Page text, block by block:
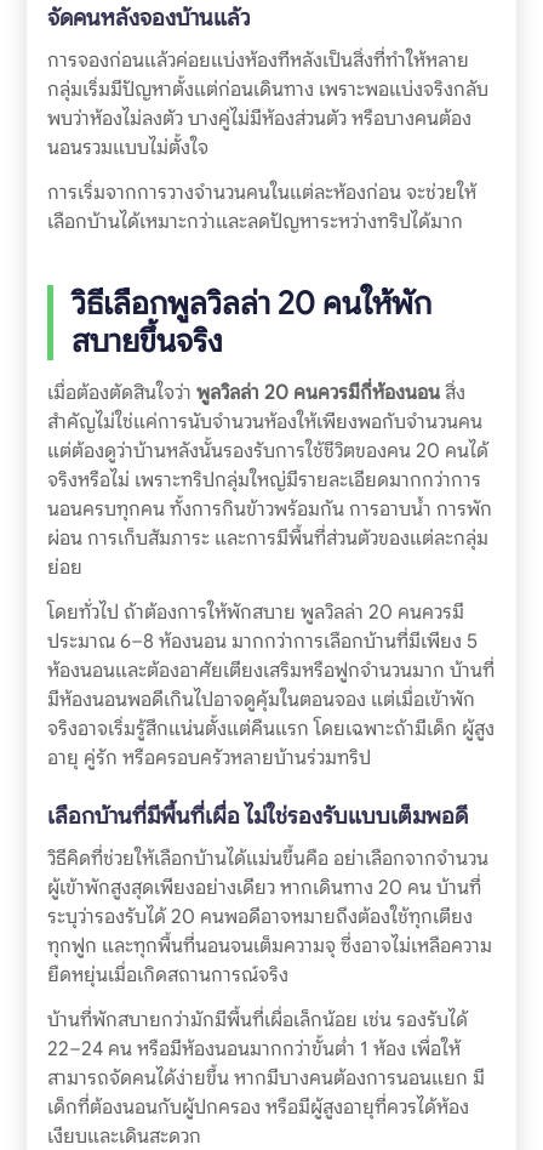
จัดคนหลังจองบ้านแล้ว
การจองก่อนแล้วค่อยแบ่งห้องทีหลังเป็นสิ่งที่ทำให้หลาย
กลุ่มเริ่มมีปัญหาตั้งแต่ก่อนเดินทาง เพราะพอแบ่งจริงกลับ
พบว่าห้องไม่ลงตัว บางคู่ไม่มีห้องส่วนตัว หรือบางคนต้อง
นอนรวมแบบไม่ตั้งใจ
การเริ่มจากการวางจำนวนคนในแต่ละห้องก่อน จะช่วยให้
เลือกบ้านได้เหมาะกว่าและลดปัญหาระหว่างทริปได้มาก
วิธีเลือกพูลวิลล่า 20 คนให้พัก
สบายขึ้นจริง
เมื่อต้องตัดสินใจว่า พูลวิลล่า 20 คนควรมีกี่ห้องนอนสิ่ง
สำคัญไม่ใช่แค่การนับจำนวนห้องให้เพียงพอกับจำนวนคน
แต่ต้องดูว่าบ้านหลังนั้นรองรับการใช้ชีวิตของคน 20 คนได้
จริงหรือไม่ เพราะทริปกลุ่มใหญ่มีรายละเอียดมากกว่าการ
นอนครบทุกคน ทั้งการกินข้าวพร้อมกัน การอาบน้ำ การพัก
ผ่อน การเก็บสัมภาระ และการมีพื้นที่ส่วนตัวของแต่ละกลุ่ม
ย่อย
โดยทั่วไป ถ้าต้องการให้พักสบาย พูลวิลล่า 20 คนควรมี
ประมาณ 6–8 ห้องนอน มากกว่าการเลือกบ้านที่มีเพียง 5
ห้องนอนและต้องอาศัยเตียงเสริมหรือฟูกจำนวนมาก บ้านที่
มีห้องนอนพอดีเกินไปอาจดูคุ้มในตอนจอง แต่เมื่อเข้าพัก
จริงอาจเริ่มรู้สึกแน่นตั้งแต่คืนแรก โดยเฉพาะถ้ามีเด็ก ผู้สูง
อายุ คู่รัก หรือครอบครัวหลายบ้านร่วมทริป
เลือกบ้านที่มีพื้นที่เผื่อ ไม่ใช่รองรับแบบเต็มพอดี
วิธีคิดที่ช่วยให้เลือกบ้านได้แม่นขึ้นคือ อย่าเลือกจากจำนวน
ผู้เข้าพักสูงสุดเพียงอย่างเดียว หากเดินทาง 20 คน บ้านที่
ระบุว่ารองรับได้ 20 คนพอดีอาจหมายถึงต้องใช้ทุกเตียง
ทุกฟูก และทุกพื้นที่นอนจนเต็มความจุ ซึ่งอาจไม่เหลือความ
ยืดหยุ่นเมื่อเกิดสถานการณ์จริง
บ้านที่พักสบายกว่ามักมีพื้นที่เผื่อเล็กน้อย เช่น รองรับได้
22–24 คน หรือมีห้องนอนมากกว่าขั้นต่ำ 1 ห้อง เพื่อให้
สามารถจัดคนได้ง่ายขึ้น หากมีบางคนต้องการนอนแยก มี
เด็กที่ต้องนอนกับผู้ปกครอง หรือมีผู้สูงอายุที่ควรได้ห้อง
เงียบและเดินสะดวก